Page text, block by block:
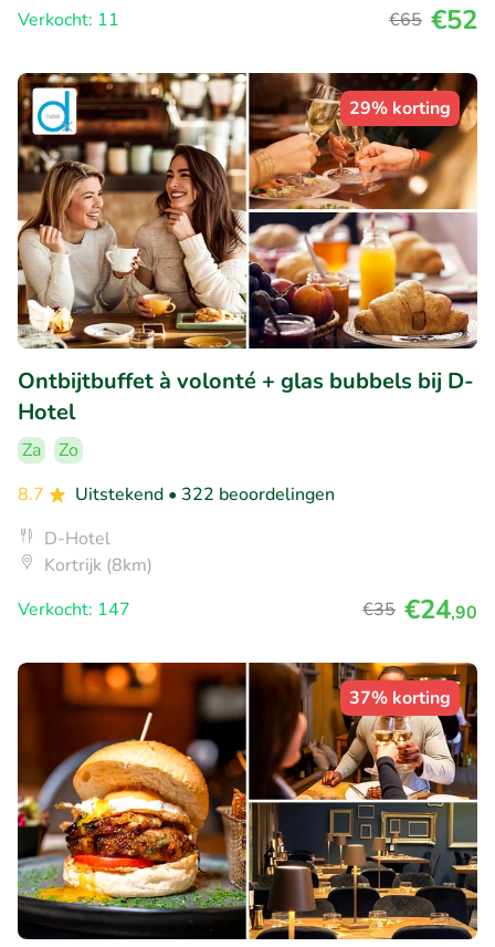
Verkocht: 11
€65 €52
29% korting
Ontbijtbuffet à volonté + glas bubbels bij D-
Hotel
Za
Zo
8.7
Uitstekend • 322 beoordelingen
D-Hotel
Kortrijk (8km)
Verkocht: 147
€35 €24,90
37% korting